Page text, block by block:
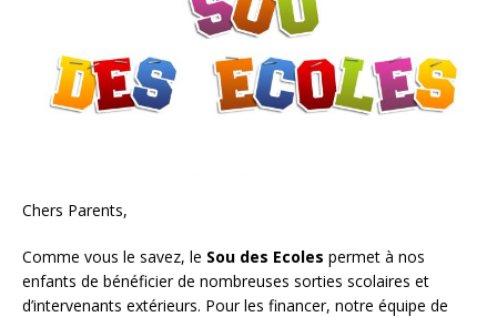
Chers Parents,
Comme vous le savez, le Sou des Ecoles permet à nos
enfants de bénéficier de nombreuses sorties scolaires et
d’intervenants extérieurs. Pour les financer, notre équipe de